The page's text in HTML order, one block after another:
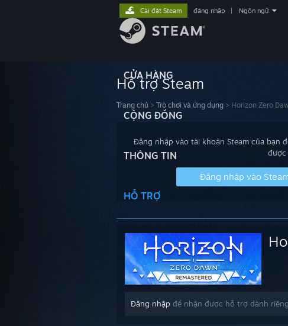
CỬA HÀNG
CỘNG ĐỒNG
THÔNG TIN
HỖ TRỢ
Cài đặt Steam đăng nhập Ngôn ngữ
Hỗ trợ Steam
Trang chủ > Trò chơi và ứng dụng > Horizon Zero
Đăng nhập vào tài khoản Steam của bạn
được
Đăng nhập vào
Đăng nhập để nhận được hỗ trợ dành